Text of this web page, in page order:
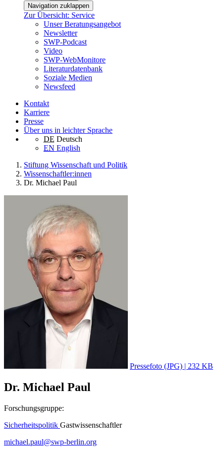
Navigation zuklappen
Zur Übersicht: Service
Unser Beratungsangebot
Newsletter
SWP-Podcast
Video
SWP-WebMonitore
Literaturdatenbank
Soziale Medien
Newsfeed
Kontakt
Karriere
Presse
Über uns in leichter Sprache
DE Deutsch
EN English
Stiftung Wissenschaft und Politik
Wissenschaftler:innen
Dr. Michael Paul
Pressefoto (JPG) | 232 KB
Dr. Michael Paul
Forschungsgruppe:
Sicherheitspolitik Gastwissenschaftler
michael.paul@swp-berlin.org